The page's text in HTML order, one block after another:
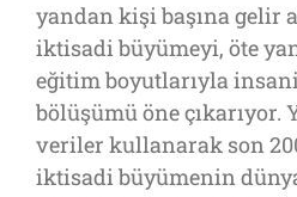
yandan kişi başına gelir
iktisadi büyümeyi, öte
eğitim boyutlarıyla
bölüşümü öne çıkarıyor.
veriler kullanarak son
iktisadi büyümenin